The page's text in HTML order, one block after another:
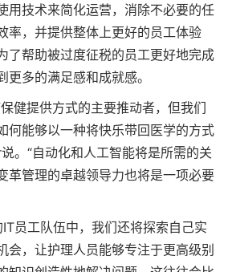
用技术来简化运营，消除不必要的任
率，并提供整体上更好的员工体验
帮助被过度征税的员工更好地完成
多的满足感和成就感。
健提供方式的主要推动者，但我们
何能够以一种将快乐带回医学的方式
。“自动化和人工智能将是所需的关
革管理的卓越领导力也将是一项必要
员工队伍中，我们还将探索自己实
会，让护理人员能够专注于更高级别